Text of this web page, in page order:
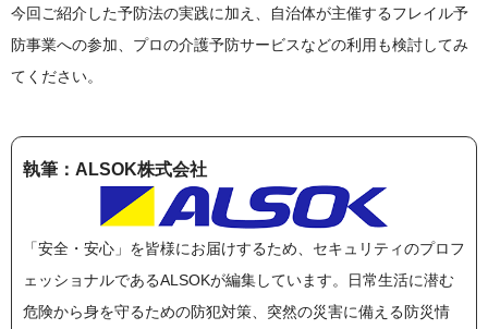
今回ご紹介した予防法の実践に加え、自治体が主催するフレイル予
防事業への参加、プロの介護予防サービスなどの利用も検討してみ
てください。
執筆：ALSOK株式会社
「安全・安心」を皆様にお届けするため、セキュリティのプロフ
ェッショナルであるALSOKが編集しています。日常生活に潜む
危険から身を守るための防犯対策、突然の災害に備える防災情